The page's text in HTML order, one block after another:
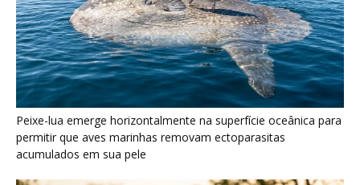
Peixe-lua emerge horizontalmente na superfície oceânica para
permitir que aves marinhas removam ectoparasitas
acumulados em sua pele